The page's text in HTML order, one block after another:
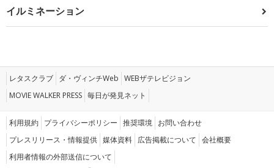
イルミネーション
レタスクラブ ダ・ヴィンチWeb WEBザテレビジョン
MOVIE WALKER PRESS 毎日が発見ネット
利用規約 プライバシーポリシー 推奨環境 お問い合わせ
プレスリリース・情報提供 媒体資料 広告掲載について 会社概要
利用者情報の外部送信について